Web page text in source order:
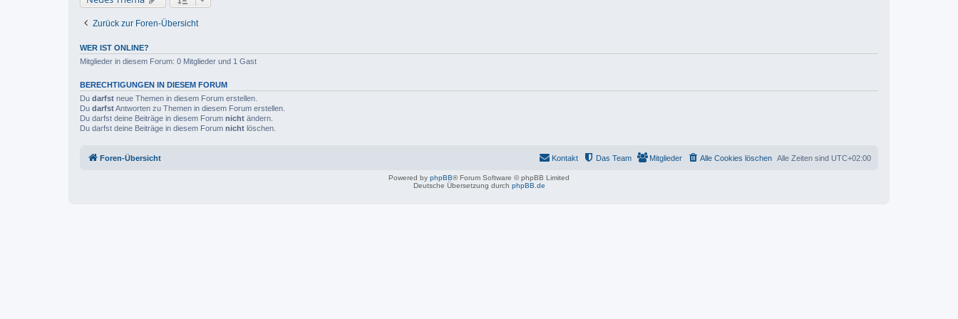
Zurück zur Foren-Übersicht
WER IST ONLINE?
Mitglieder in diesem Forum: 0 Mitglieder und 1 Gast
BERECHTIGUNGEN IN DIESEM FORUM
Du darfst neue Themen in diesem Forum erstellen.
Du darfstAntworten zu Themen in diesem Forum erstellen.
Du darfst deine Beiträge in diesem Forum nicht ändern.
Du darfst deine Beiträge in diesem Forum nicht löschen.
Foren-Übersicht Alle Zeiten sind UTC+02:00
Alle Cookies löschen
Mitglieder
Das Team
Kontakt
Powered by phpBB® Forum Software © phpBB Limited
Deutsche Übersetzung durch phpBB.de